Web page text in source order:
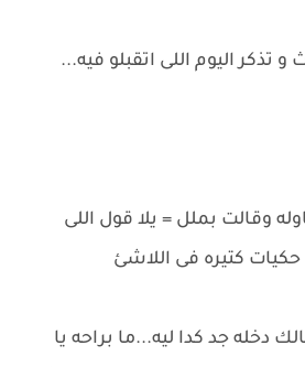
اليوم اللى اتقبلو فيه...
وقالت بملل = يلا قول اللى
كتيره فى اللاشئ
جد كدا ليه...ما براحه يا